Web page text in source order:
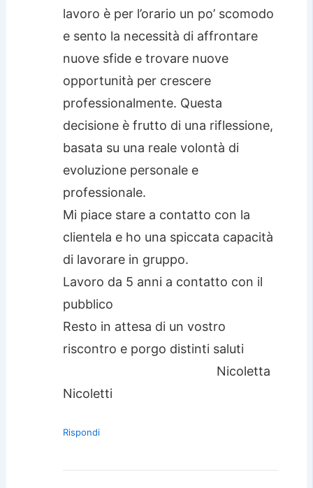
lavoro è per l’orario un po’ scomodo
e sento la necessità di affrontare
nuove sfide e trovare nuove
opportunità per crescere
professionalmente. Questa
decisione è frutto di una riflessione,
basata su una reale volontà di
evoluzione personale e
professionale.
Mi piace stare a contatto con la
clientela e ho una spiccata capacità
di lavorare in gruppo.
Lavoro da 5 anni a contatto con il
pubblico
Resto in attesa di un vostro
riscontro e porgo distinti saluti
Nicoletta
Nicoletti
Rispondi